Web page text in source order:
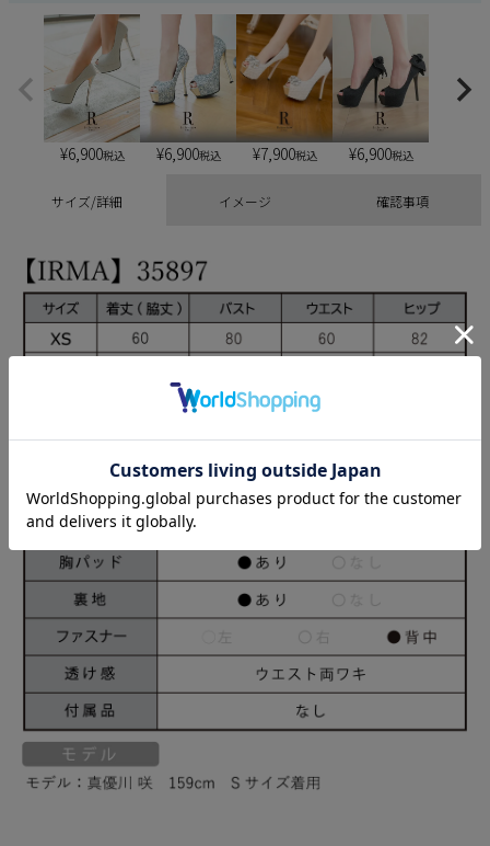
¥6,900税込 ¥6,900税込 ¥7,900税込 ¥6,900税込
サイズ/詳細 イメージ 確認事項